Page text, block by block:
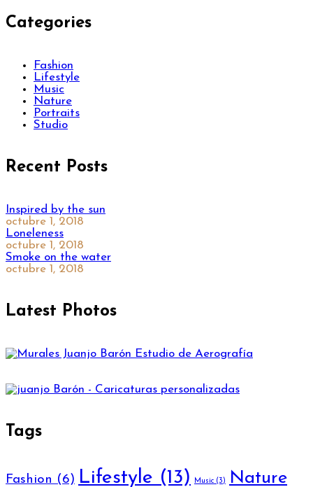
Categories
Fashion
Lifestyle
Music
Nature
Portraits
Studio
Recent Posts
Inspired by the sun
octubre 1, 2018
Loneleness
octubre 1, 2018
Smoke on the water
octubre 1, 2018
Latest Photos
Tags
Fashion (6) Lifestyle (13) Music (3) Nature